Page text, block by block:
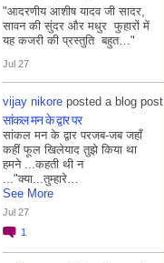
"आदरणीय आशीष यादव जी सादर,
सावन की सुंदर और मधुर फुहारों में
यह कजरी की प्रस्तुति बहुत…"
Jul 27
vijay nikore posted a blog post
सांकल मन के द्वार पर
सांकल मन के द्वार परजब-जब जहाँ
कहीं फूल खिलेयाद तुझे किया था
हमने ...कहती थी न
..."क्या...तुम्हारे…
See More
Jul 27
1